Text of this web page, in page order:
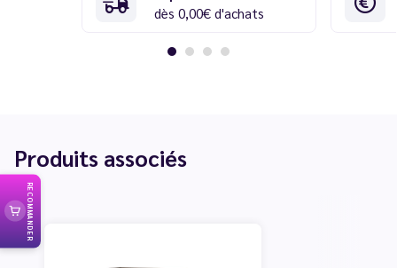
dès 0,00€ d'achats
Produits associés
RECOMMANDER